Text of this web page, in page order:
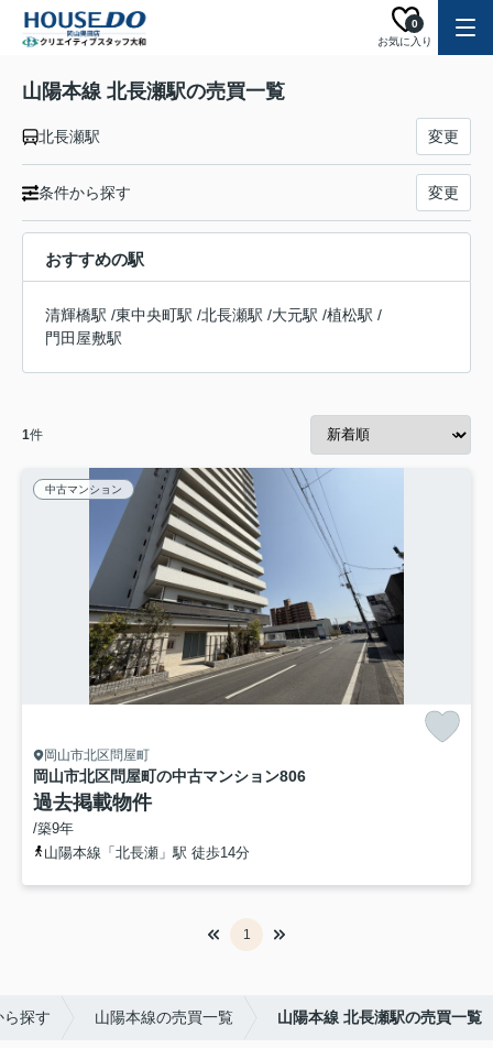
お気に入り
0
山陽本線 北長瀬駅の売買一覧
北長瀬駅 変更
条件から探す 変更
おすすめの駅
清輝橋駅 /東中央町駅 /北長瀬駅 /大元駅 /植松駅 /
門田屋敷駅
1件
中古マンション
岡山市北区問屋町
岡山市北区問屋町の中古マンション806
過去掲載物件
/築9年
山陽本線「北長瀬」駅 徒歩14分
1
ら探す 山陽本線の売買一覧 山陽本線 北長瀬駅の売買一覧